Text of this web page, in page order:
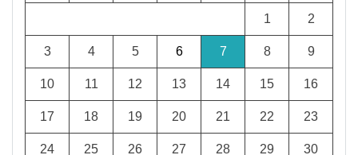
1 2
3 4 5 6 7 8 9
10 11 12 13 14 15 16
17 18 19 20 21 22 23
24 25 26 27 28 29 30